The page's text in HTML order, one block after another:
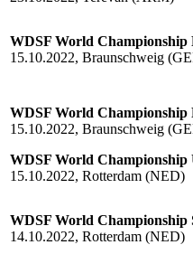
WDSF World
15.10.2022, Braunschweig
WDSF World Championship
15.10.2022, Braunschweig
WDSF World Championship
15.10.2022, Rotterdam (NED)
WDSF World Championship
14.10.2022, Rotterdam (NED)